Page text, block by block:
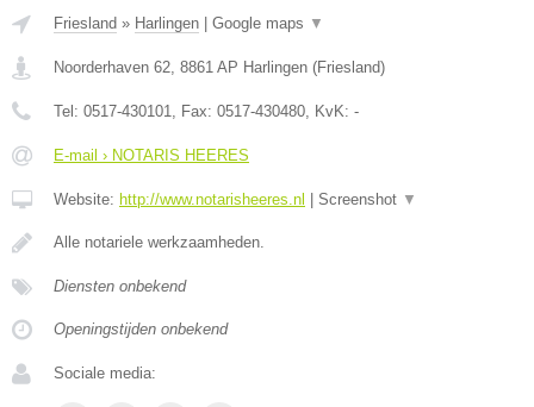
Friesland » Harlingen Google maps ▼
Noorderhaven 62, 8861 AP Harlingen (Friesland)
Tel: 0517-430101, Fax: 0517-430480, KvK: -
E-mail › NOTARIS HEERES
Website: http://www.notarisheeres.nl Screenshot ▼
Alle notariele werkzaamheden.
Diensten onbekend
Openingstijden onbekend
Sociale media: